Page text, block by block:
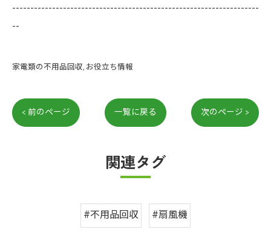
--------------------------------------------------------------------
--
家電類の不用品回収 お役立ち情報
< 前のページ 一覧に戻る 次のページ >
関連タグ
#不用品回収 #扇風機